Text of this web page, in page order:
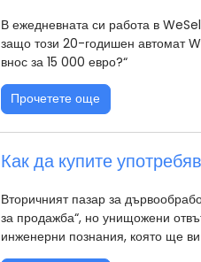
В ежедневната си работа в
защо този 20-годишен автомат
внос за 15 000 евро?“
Прочетете още
Как да купите
Вторичният пазар за
за продажба“, но унищожени
инженерни познания, която ще